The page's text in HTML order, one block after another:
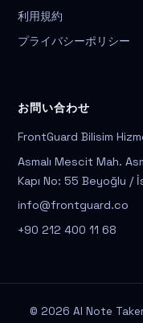
利用規約
プライバシーポリシー
お問い合わせ
FrontGuard Bilisim
Asmalı Mescit Mah.
Kapı No: 55 Beyoğlu /
info@frontguard.co
+90 212 400 11 68
© 2026 AI Note